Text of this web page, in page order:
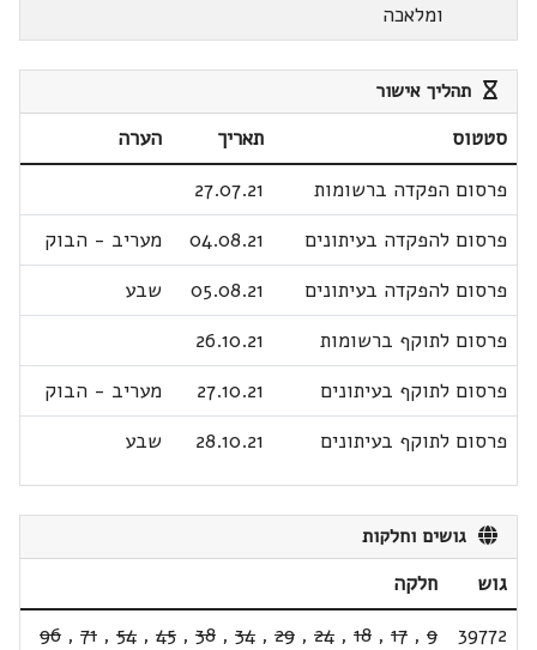
ומלאכה
תהליך אישור
סטטוס תאריך
הערה
פרסום הפקדה ברשומות
27.07.21
פרסום להפקדה בעיתונים
04.08.21
מעריב - הבוק
פרסום להפקדה בעיתונים
05.08.21
שבע
פרסום לתוקף ברשומות
26.10.21
פרסום לתוקף בעיתונים
27.10.21
מעריב - הבוק
פרסום לתוקף בעיתונים
28.10.21 שבע
גושים וחלקות
גוש
חלקה
39772
9
,
17
,
18
,
24
,
29
,
34
,
38
,
45
,
54
,
71
,
96